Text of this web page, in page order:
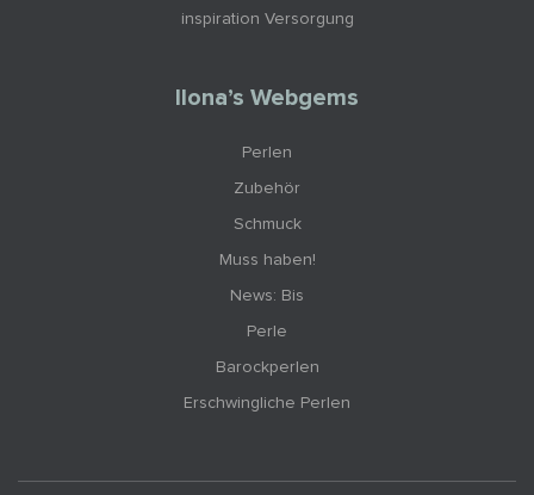
inspiration Versorgung
Ilona’s Webgems
Perlen
Zubehör
Schmuck
Muss haben!
News: Bis
Perle
Barockperlen
Erschwingliche Perlen